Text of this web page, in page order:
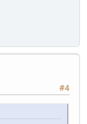
#4